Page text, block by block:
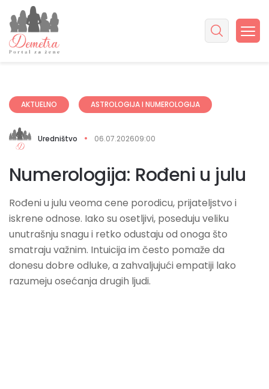
AKTUELNO ASTROLOGIJA I NUMEROLOGIJA
Uredništvo 06.07.202609:00
Numerologija: Rođeni u julu
Rođeni u julu veoma cene porodicu, prijateljstvo i
iskrene odnose. Iako su osetljivi, poseduju veliku
unutrašnju snagu i retko odustaju od onoga što
smatraju važnim. Intuicija im često pomaže da
donesu dobre odluke, a zahvaljujući empatiji lako
razumeju osećanja drugih ljudi.